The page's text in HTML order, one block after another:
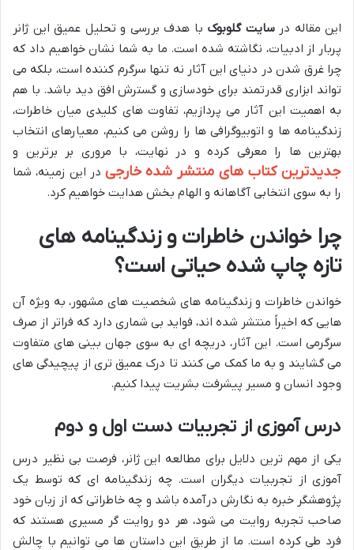
این مقاله درسایت گلوبوک با هدف بررسی و تحلیل عمیق این ژانر
پربار از ادبیات، نگاشته شده است. ما به شما نشان خواهیم داد که
چرا غرق شدن در دنیای این آثار نه تنها سرگرم کننده است، بلکه می
تواند ابزاری قدرتمند برای خودسازی و گسترش افق دید باشد. با هم
به اهمیت این آثار می پردازیم، تفاوت های کلیدی میان خاطرات،
زندگینامه ها و اتوبیوگرافی ها را روشن می کنیم، معیارهای انتخاب
بهترین ها را معرفی کرده و در نهایت، با مروری بر برترین و
جدیدترین کتاب های منتشر شده خارجی در این زمینه، شما
را به سوی انتخابی آگاهانه و الهام بخش هدایت خواهیم کرد.
چرا خواندن خاطرات و زندگینامه های
تازه چاپ شده حیاتی است؟
خواندن خاطرات و زندگینامه های شخصیت های مشهور، به ویژه آن
هایی که اخیراً منتشر شده اند، فواید بی شماری دارد که فراتر از صرف
سرگرمی است. این آثار، دریچه ای به سوی جهان بینی های متفاوت
می گشایند و به ما کمک می کنند تا درک عمیق تری از پیچیدگی های
وجود انسان و مسیر پیشرفت بشریت پیدا کنیم.
درس آموزی از تجربیات دست اول و دوم
یکی از مهم ترین دلایل برای مطالعه این ژانر، فرصت بی نظیر درس
آموزی از تجربیات دیگران است. چه زندگینامه ای که توسط یک
پژوهشگر خبره به نگارش درآمده باشد و چه خاطراتی که از زبان خود
صاحب تجربه روایت می شود، هر دو روایت گر مسیری هستند که
فرد طی کرده است. ما از طریق این داستان ها می توانیم با چالش